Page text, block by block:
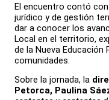
El encuentro contó
jurídico y de gestión
dar a conocer los
Local en el territorio,
de la Nueva Educación
comunidades.
Sobre la jornada, la
Petorca, Paulina